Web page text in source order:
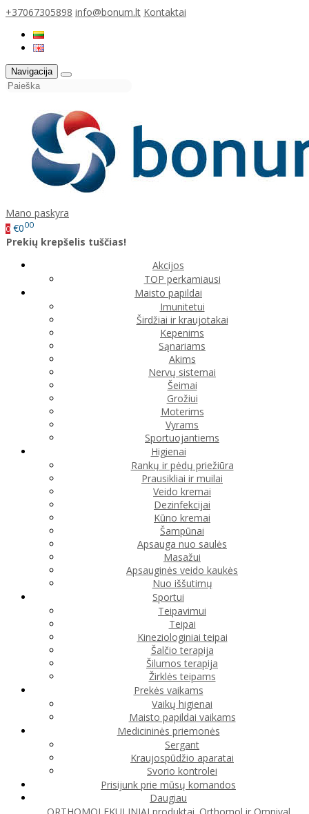
+37067305898 info@bonum.lt Kontaktai
Navigacija
Mano paskyra
0 €000
Prekių krepšelis tuščias!
Akcijos
TOP perkamiausi
Maisto papildai
Imunitetui
Širdžiai ir kraujotakai
Kepenims
Sąnariams
Akims
Nervų sistemai
Šeimai
Grožiui
Moterims
Vyrams
Sportuojantiems
Higienai
Rankų ir pėdų priežiūra
Prausikliai ir muilai
Veido kremai
Dezinfekcijai
Kūno kremai
Šampūnai
Apsauga nuo saulės
Masažui
Apsauginės veido kaukės
Nuo iššutimų
Sportui
Teipavimui
Teipai
Kineziologiniai teipai
Šalčio terapija
Šilumos terapija
Žirklės teipams
Prekės vaikams
Vaikų higienai
Maisto papildai vaikams
Medicininės priemonės
Sergant
Kraujospūdžio aparatai
Svorio kontrolei
Prisijunk prie mūsų komandos
Daugiau
ORTHOMOLEKULINIAI produktai. Orthomol ir Omnival